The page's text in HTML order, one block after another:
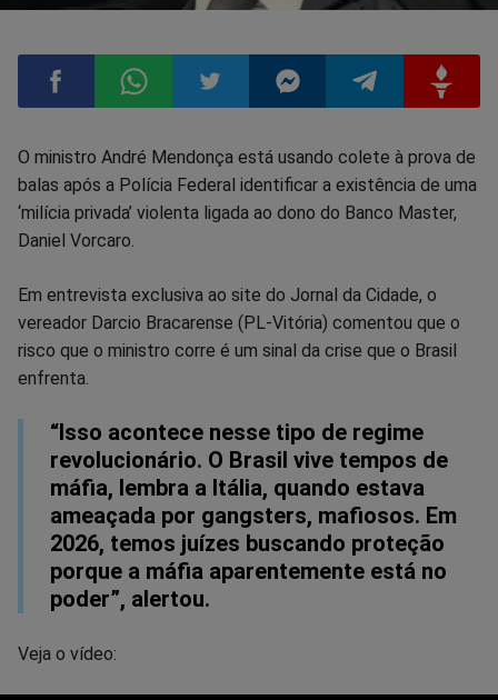
Compartilhar
no
Compartilhar
no
Compartilhar
no
Compartilhar
no
Compartilhar
no
no
O ministro André Mendonça está usando colete à prova de
balas após a Polícia Federal identificar a existência de uma
‘milícia privada’ violenta ligada ao dono do Banco Master,
Daniel Vorcaro.
Em entrevista exclusiva ao site do Jornal da Cidade, o
vereador Darcio Bracarense (PL-Vitória) comentou que o
risco que o ministro corre é um sinal da crise que o Brasil
enfrenta.
“Isso acontece nesse tipo de regime
revolucionário. O Brasil vive tempos de
máfia, lembra a Itália, quando estava
ameaçada por gangsters, mafiosos. Em
2026, temos juízes buscando proteção
porque a máfia aparentemente está no
poder”, alertou.
Veja o vídeo: